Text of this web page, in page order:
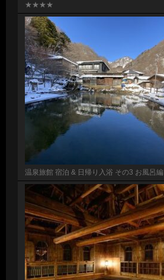
★★★★
温泉旅館 宿泊 & 日帰り入浴 その3 お風呂編